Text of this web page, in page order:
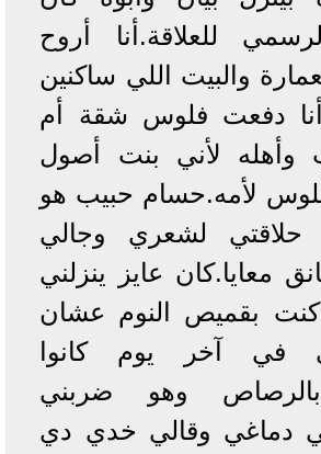
للعلاقة.أنا أروح
والبيت اللي ساكنين
دفعت فلوس شقة أم
وأهله لأني بنت أصول
لأمه.حسام حبيب هو
لشعري وجالي
معايا.كان عايز ينزلني
بقميص النوم عشان
في آخر يوم كانوا
بالرصاص وهو ضربني
دماغي وقالي خدي دي